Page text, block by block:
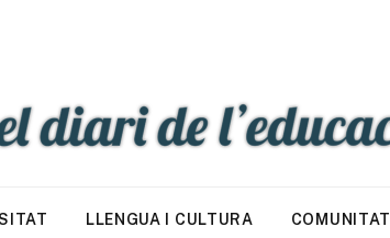
LLENGUA I CULTURA COMUNITAT